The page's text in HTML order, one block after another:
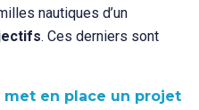
nautiques d’un
. Ces derniers sont
met en place un projet